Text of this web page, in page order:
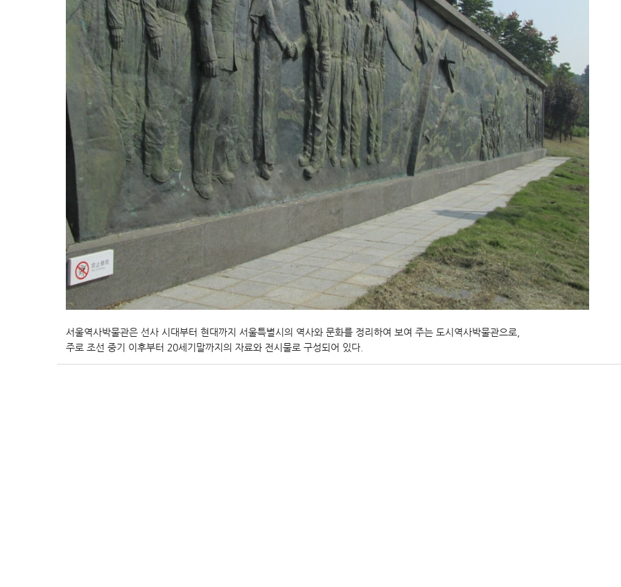
서울역사박물관은 선사 시대부터 현대까지 서울특별시의 역사와 문화를 정리하여 보여 주는 도시역사박물관으로,
주로 조선 중기 이후부터 20세기말까지의 자료와 전시물로 구성되어 있다.